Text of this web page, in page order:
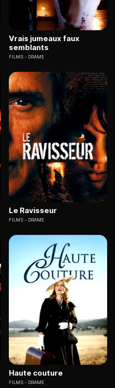
Vrais jumeaux faux
semblants
FILMS DRAME
Le Ravisseur
FILMS DRAME
Haute couture
FILMS DRAME